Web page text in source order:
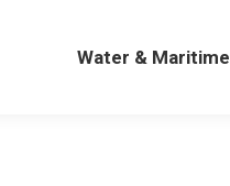
Water & Maritime
Water & Maritime